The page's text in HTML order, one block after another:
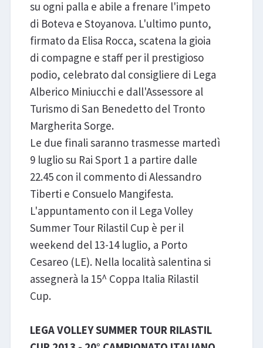
su ogni palla e abile a frenare l'impeto
di Boteva e Stoyanova. L'ultimo punto,
firmato da Elisa Rocca, scatena la gioia
di compagne e staff per il prestigioso
podio, celebrato dal consigliere di Lega
Alberico Miniucchi e dall'Assessore al
Turismo di San Benedetto del Tronto
Margherita Sorge.
Le due finali saranno trasmesse martedì
9 luglio su Rai Sport 1 a partire dalle
22.45 con il commento di Alessandro
Tiberti e Consuelo Mangifesta.
L'appuntamento con il Lega Volley
Summer Tour Rilastil Cup è per il
weekend del 13-14 luglio, a Porto
Cesareo (LE). Nella località salentina si
assegnerà la 15^ Coppa Italia Rilastil
Cup.
LEGA VOLLEY SUMMER TOUR RILASTIL